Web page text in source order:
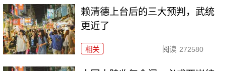
赖清德上台后的三大预判，武统
更近了
相关 阅读 272580